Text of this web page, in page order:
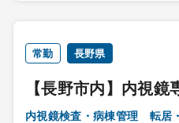
常勤 長野県
【長野市内】内視鏡
内視鏡検査・病棟管理 転居